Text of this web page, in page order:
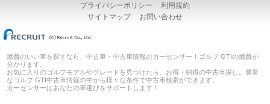
プライバシーポリシー
利用規約
サイトマップ
お問い合わせ
燃費のいい車を探すなら、中古車・中古車情報のカーセンサー！ゴルフ GTIの燃費が
分かります。
お気に入りのゴルフモデルやグレードを見つけたら、お得・納得の中古車探し。豊富
なゴルフ GTI中古車情報の中から様々な条件で中古車検索ができます。
カーセンサーはあなたの車選びをサポートします！